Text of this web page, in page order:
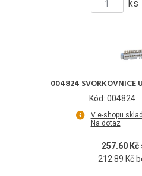
ks
004824 SVORKOVNICE
Kód: 004824
V e-shopu
Na dotaz
257.60 Kč
212.89 Kč